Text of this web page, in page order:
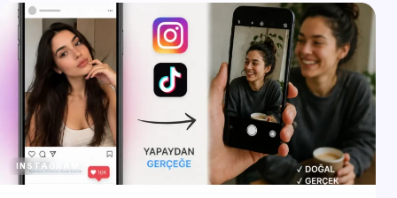
INSTAGRAM